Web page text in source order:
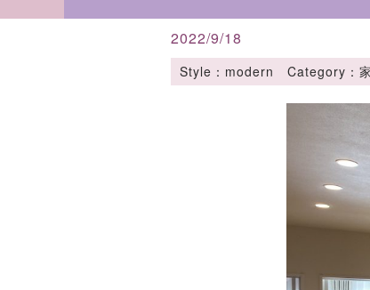
2022/9/18
Style：modern Category：